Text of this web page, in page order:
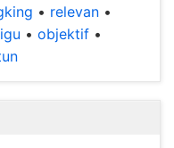
• relevan •
• objektif •